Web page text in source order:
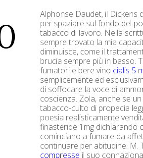
Alphonse Daudet, il Dickens
per spaziare sul fondo del
tabacco di lavoro. Nella
sempre trovato la mia
diminuisce, come il
brucia sempre più in basso.
fumatori e bere vino cialis 5
semplicemente ed
di soffocare la voce di
coscienza. Zola, anche se
tabacco-culto di propecia
poesia realisticamente
finasteride 1mg dichiarando
cominciano a fumare da
continuare per abitudine. M.
compresse il suo